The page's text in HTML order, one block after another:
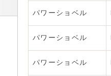
パワーショベル
パワーショベル
パワーショベル